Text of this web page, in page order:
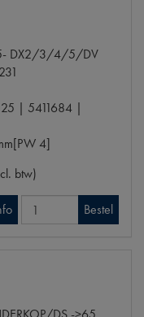
DX2/3/4/5/DV
| 5411684 |
4]
btw)
Bestel